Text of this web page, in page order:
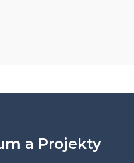
a Projekty